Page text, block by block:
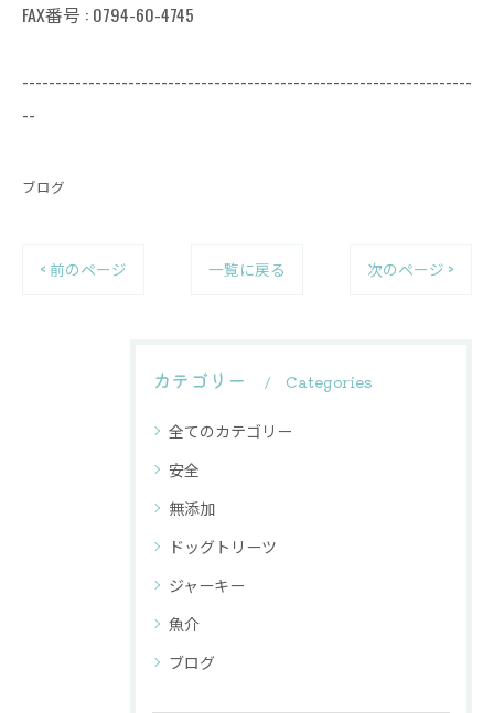
FAX番号 : 0794-60-4745
--------------------------------------------------------------------
--
ブログ
< 前のページ 一覧に戻る 次のページ >
カテゴリー Categories
全てのカテゴリー
安全
無添加
ドッグトリーツ
ジャーキー
魚介
ブログ